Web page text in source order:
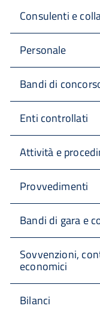
Consulenti e
Personale
Bandi di
Enti controllati
Attività e
Provvedimenti
Bandi di gara e
Sovvenzioni,
economici
Bilanci